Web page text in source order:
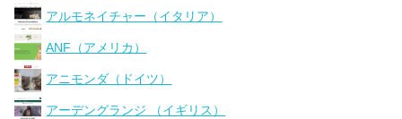
アルモネイチャー（イタリア）
ANF（アメリカ）
アニモンダ（ドイツ）
アーデングランジ （イギリス）